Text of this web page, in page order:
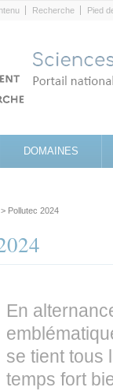
Recherche Pied
DOMAINES
> Pollutec 2024
En
se tient tous
temps fort